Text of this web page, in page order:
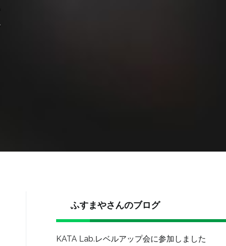
ふすまやさんのブログ
KATA Lab.レベルアップ会に参加しました